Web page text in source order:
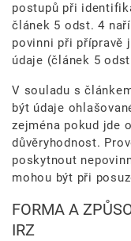
postupů při
článek 5 odst. 4
povinni při přípravě
údaje (článek 5
V souladu s
být údaje
zejména pokud jde
důvěryhodnost.
poskytnout
mohou být při
FORMA A
IRZ